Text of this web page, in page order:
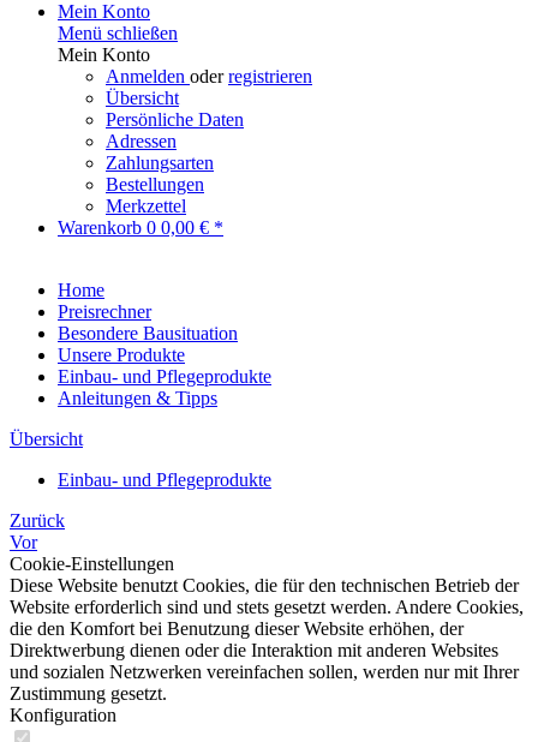
Mein Konto
Menü schließen
Mein Konto
Anmelden oderregistrieren
Übersicht
Persönliche Daten
Adressen
Zahlungsarten
Bestellungen
Merkzettel
Warenkorb 0 0,00 € *
Home
Preisrechner
Besondere Bausituation
Unsere Produkte
Einbau- und Pflegeprodukte
Anleitungen & Tipps
Übersicht
Einbau- und Pflegeprodukte
Zurück
Vor
Cookie-Einstellungen
Diese Website benutzt Cookies, die für den technischen Betrieb der
Website erforderlich sind und stets gesetzt werden. Andere Cookies,
die den Komfort bei Benutzung dieser Website erhöhen, der
Direktwerbung dienen oder die Interaktion mit anderen Websites
und sozialen Netzwerken vereinfachen sollen, werden nur mit Ihrer
Zustimmung gesetzt.
Konfiguration